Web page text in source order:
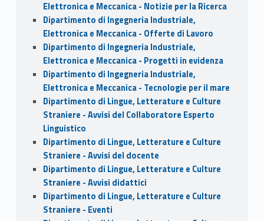
Elettronica e Meccanica - Notizie per la Ricerca
Dipartimento di Ingegneria Industriale,
Elettronica e Meccanica - Offerte di Lavoro
Dipartimento di Ingegneria Industriale,
Elettronica e Meccanica - Progetti in evidenza
Dipartimento di Ingegneria Industriale,
Elettronica e Meccanica - Tecnologie per il mare
Dipartimento di Lingue, Letterature e Culture
Straniere - Avvisi del Collaboratore Esperto
Linguistico
Dipartimento di Lingue, Letterature e Culture
Straniere - Avvisi del docente
Dipartimento di Lingue, Letterature e Culture
Straniere - Avvisi didattici
Dipartimento di Lingue, Letterature e Culture
Straniere - Eventi